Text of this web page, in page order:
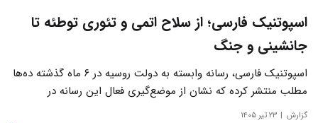
اسپوتنیک فارسی؛ از سلاح اتمی و تئوری توطئه تا
جانشینی و جنگ
اسپوتنیک فارسی، رسانه وابسته به دولت روسیه در ۶ ماه گذشته ده‌ها
مطلب منتشر کرده که نشان از موضع‌گیری فعال این رسانه‌ در
حساس‌ترین مسائل چالش‌های داخلی ایران دارد.
گزارش ۲۳ تیر ۱۴۰۵